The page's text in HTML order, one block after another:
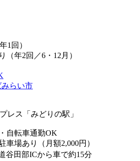
1回）
（年2回／6・12月）
らい市
レス「みどりの駅」
自転車通勤OK
車場あり（月額2,000円）
谷田部ICから車で約15分